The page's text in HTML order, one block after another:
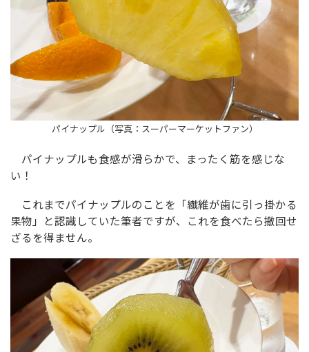
パイナップル（写真：スーパーマーケットファン）
パイナップルも食感が滑らかで、まったく筋を感じな
い！
これまでパイナップルのことを「繊維が歯に引っ掛かる
果物」と認識していた筆者ですが、これを食べたら撤回せ
ざるを得ません。